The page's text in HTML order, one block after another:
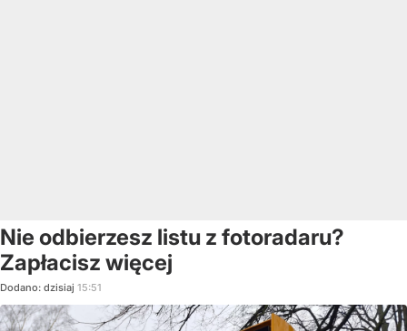
Nie odbierzesz listu z fotoradaru?
Zapłacisz więcej
Dodano: dzisiaj 15:51